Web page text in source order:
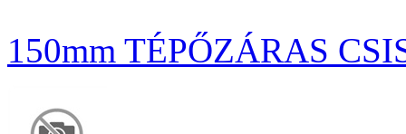
150mm TÉPŐZÁRAS